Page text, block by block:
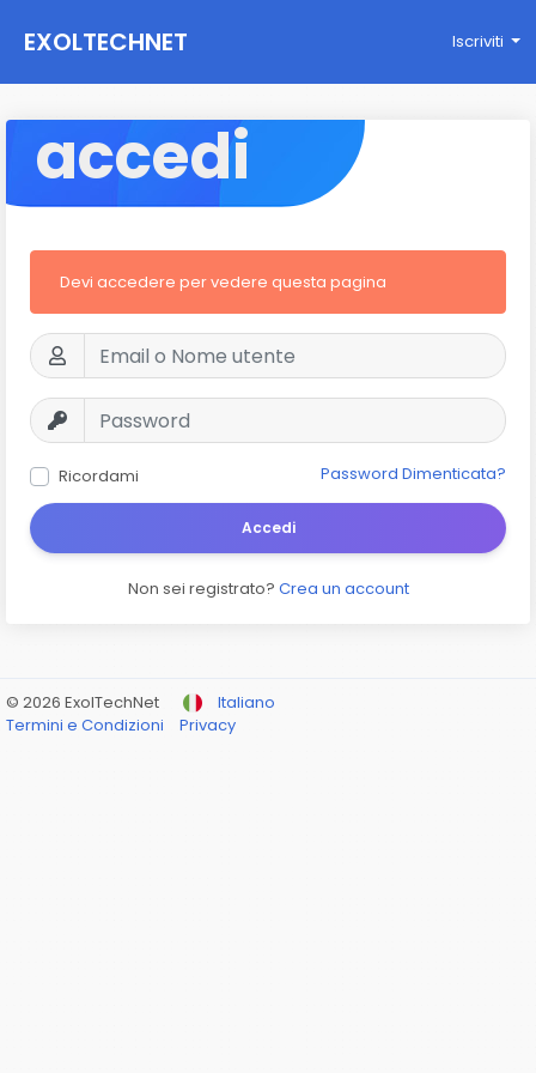
EXOLTECHNET Iscriviti
accedi
Devi accedere per vedere questa pagina
Ricordami Password Dimenticata?
Accedi
Non sei registrato? Crea un account
© 2026 ExolTechNet
Italiano
Termini e Condizioni
Privacy